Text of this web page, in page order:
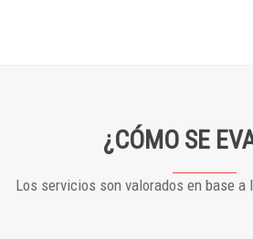
¿CÓMO SE
Los servicios son valorados en base